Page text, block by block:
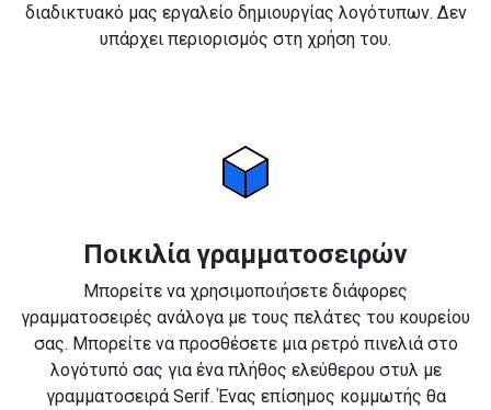
διαδικτυακό μας εργαλείο δημιουργίας λογότυπων. Δεν
υπάρχει περιορισμός στη χρήση του.
Ποικιλία γραμματοσειρών
Μπορείτε να χρησιμοποιήσετε διάφορες
γραμματοσειρές ανάλογα με τους πελάτες του κουρείου
σας. Μπορείτε να προσθέσετε μια ρετρό πινελιά στο
λογότυπό σας για ένα πλήθος ελεύθερου στυλ με
γραμματοσειρά Serif. Ένας επίσημος κομμωτής θα